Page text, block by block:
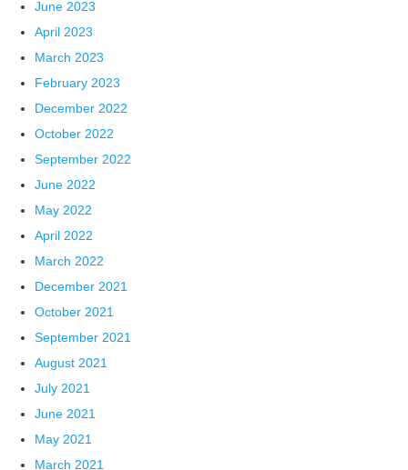
June 2023
April 2023
March 2023
February 2023
December 2022
October 2022
September 2022
June 2022
May 2022
April 2022
March 2022
December 2021
October 2021
September 2021
August 2021
July 2021
June 2021
May 2021
March 2021